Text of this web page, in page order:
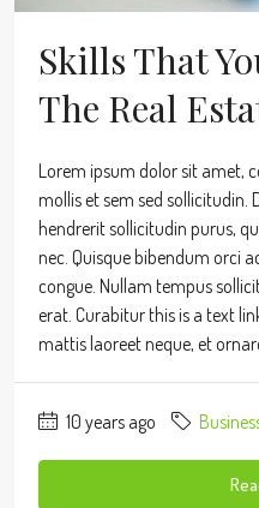
Skills That
The Real
Lorem ipsum dolor sit amet,
mollis et sem sed sollicitudin.
hendrerit sollicitudin purus,
nec. Quisque bibendum orci
congue. Nullam tempus
erat. Curabitur this is a text
mattis laoreet neque, et ornare
10 years ago